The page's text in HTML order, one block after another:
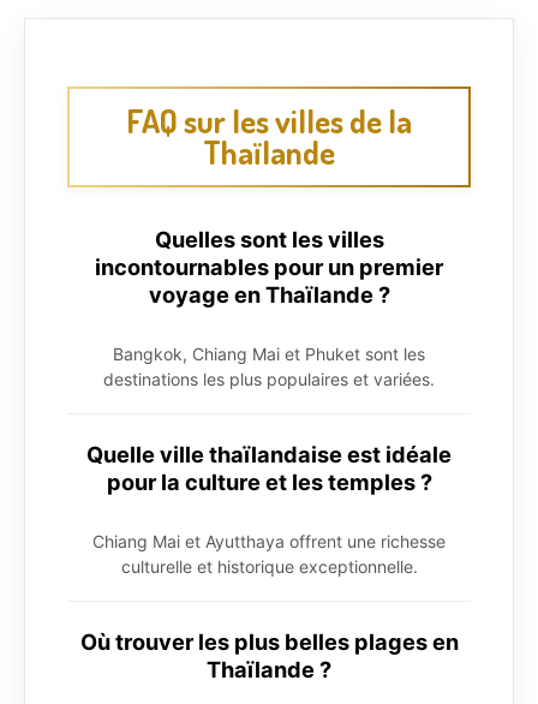
FAQ sur les villes de la
Thaïlande
Quelles sont les villes
incontournables pour un premier
voyage en Thaïlande ?
Bangkok, Chiang Mai et Phuket sont les
destinations les plus populaires et variées.
Quelle ville thaïlandaise est idéale
pour la culture et les temples ?
Chiang Mai et Ayutthaya offrent une richesse
culturelle et historique exceptionnelle.
Où trouver les plus belles plages en
Thaïlande ?